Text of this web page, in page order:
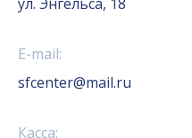
E-mail:
sfcenter@mail.ru
Касса: